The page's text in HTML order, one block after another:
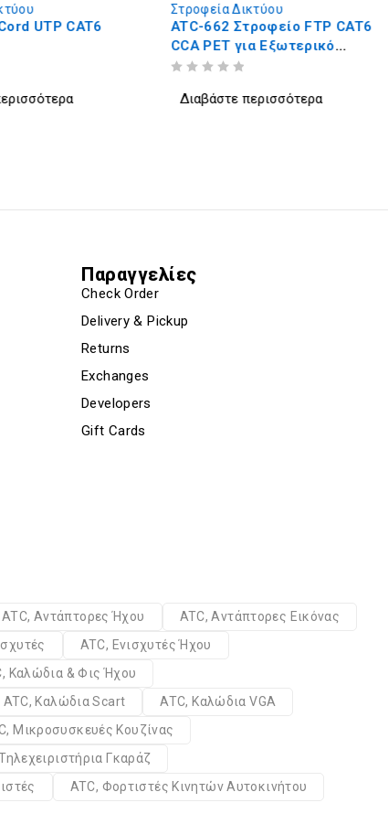
UTP CAT6
Στροφεία Δικτύου
ATC-662 Στροφείο FTP CAT6
CCA PET για Εξωτερικό
Χώρο Μαύρο 250m
Διαβάστε περισσότερα
Παραγγελίες
Check Order
Delivery & Pickup
Returns
Exchanges
Developers
Gift Cards
ATC, Αντάπτορες Ήχου
ATC, Αντάπτορες Εικόνας
ATC, Ενισχυτές Ήχου
Καλώδια & Φις Ήχου
ATC, Καλώδια Scart
ATC, Καλώδια VGA
Μικροσυσκευές Κουζίνας
Γκαράζ
ATC, Φορτιστές Κινητών Αυτοκινήτου